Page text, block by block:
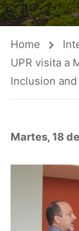
Home
UPR visita a
Inclusion
Martes, 18